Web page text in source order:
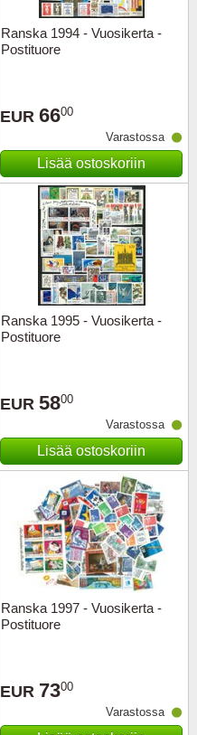
Ranska 1994 - Vuosikerta -
Postituore
EUR 6600
Varastossa
Lisää ostoskoriin
Ranska 1995 - Vuosikerta -
Postituore
EUR 5800
Varastossa
Lisää ostoskoriin
Ranska 1997 - Vuosikerta -
Postituore
EUR 7300
Varastossa
Partio
Musiiki
Etelä-
Itä-
Itävalta
Japani